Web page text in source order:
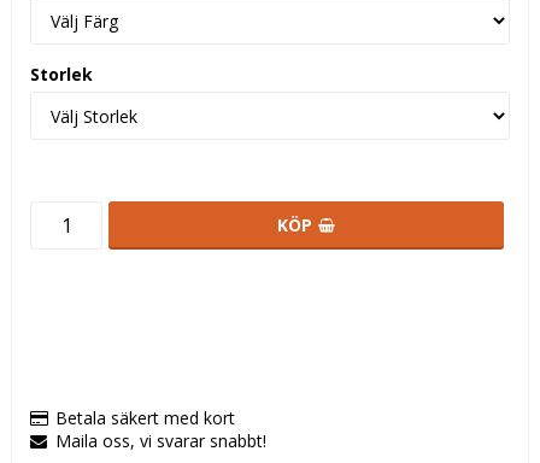
Storlek
KÖP
Betala säkert med kort
Maila oss, vi svarar snabbt!